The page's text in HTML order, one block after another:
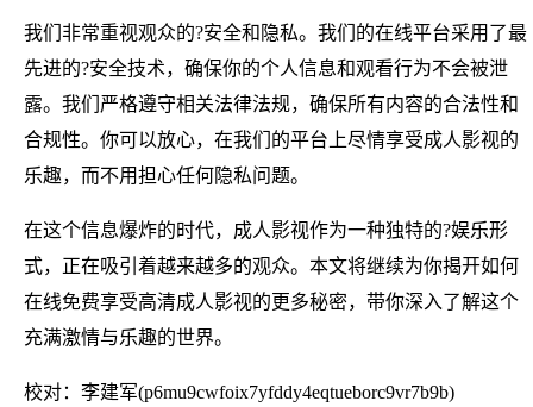
我们非常重视观众的?安全和隐私。我们的在线平台采用了最
先进的?安全技术，确保你的个人信息和观看行为不会被泄
露。我们严格遵守相关法律法规，确保所有内容的合法性和
合规性。你可以放心，在我们的平台上尽情享受成人影视的
乐趣，而不用担心任何隐私问题。
在这个信息爆炸的时代，成人影视作为一种独特的?娱乐形
式，正在吸引着越来越多的观众。本文将继续为你揭开如何
在线免费享受高清成人影视的更多秘密，带你深入了解这个
充满激情与乐趣的世界。
校对：李建军(p6mu9cwfoix7yfddy4eqtueborc9vr7b9b)